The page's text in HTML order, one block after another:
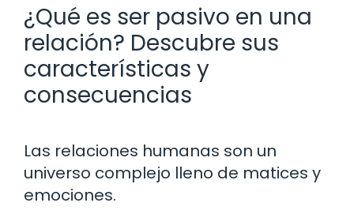
¿Qué es ser pasivo en una
relación? Descubre sus
características y
consecuencias
Las relaciones humanas son un
universo complejo lleno de matices y
emociones.